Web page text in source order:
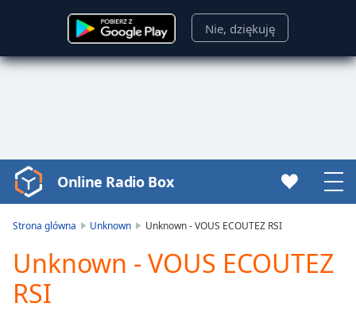
Nie, dziękuję
Video
Player
Video
Play
Online Radio Box
Strona glówna Unknown Unknown - VOUS ECOUTEZ RSI
Unknown - VOUS ECOUTEZ
RSI